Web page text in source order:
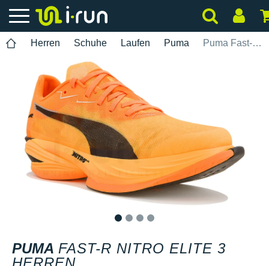
Herren Schuhe Laufen Puma Puma Fast-R Nitro Elite 3 Herren
PUMA FAST-R NITRO ELITE 3
HERREN